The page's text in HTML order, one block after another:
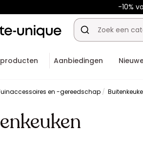
-10%
Aanbiedingen
en -gereedschap